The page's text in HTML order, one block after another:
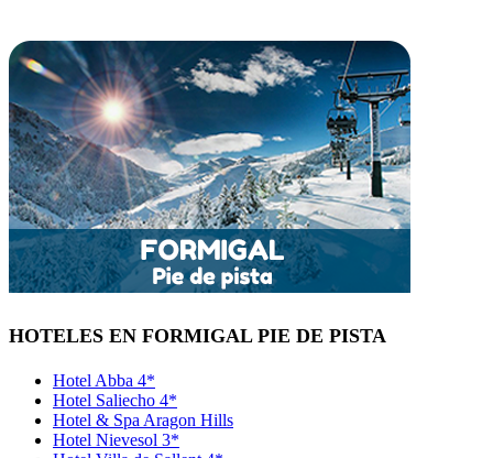
HOTELES EN FORMIGAL PIE DE PISTA
Hotel Abba 4*
Hotel Saliecho 4*
Hotel & Spa Aragon Hills
Hotel Nievesol 3*